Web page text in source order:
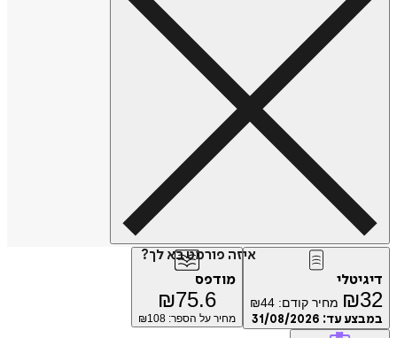
איזה פורמט בא לך?
₪ מחיר קודם: ₪44
עד:31/08/2026
מודפס
₪75.6
מחיר על הספר: ₪108